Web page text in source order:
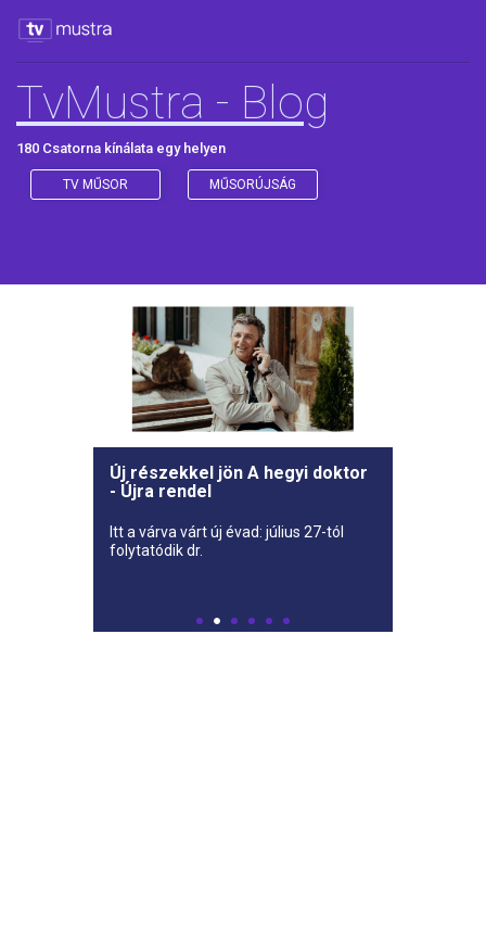
TvMustra - Blog
180 Csatorna kínálata egy helyen
TV MŰSOR MŰSORÚJSÁG
Új részekkel jön A hegyi doktor
- Újra rendel
Itt a várva várt új évad: július 27-tól
folytatódik dr.